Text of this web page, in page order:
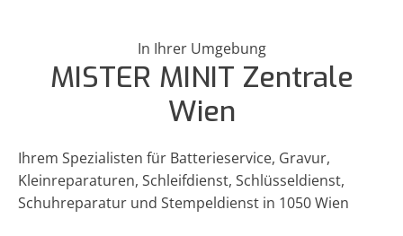
In Ihrer Umgebung
MISTER MINIT Zentrale
Wien
Ihrem Spezialisten für Batterieservice, Gravur,
Kleinreparaturen, Schleifdienst, Schlüsseldienst,
Schuhreparatur und Stempeldienst in 1050 Wien